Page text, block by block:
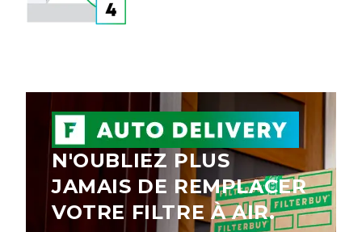
N'OUBLIEZ PLUS
JAMAIS DE REMPLACER
VOTRE FILTRE À AIR.